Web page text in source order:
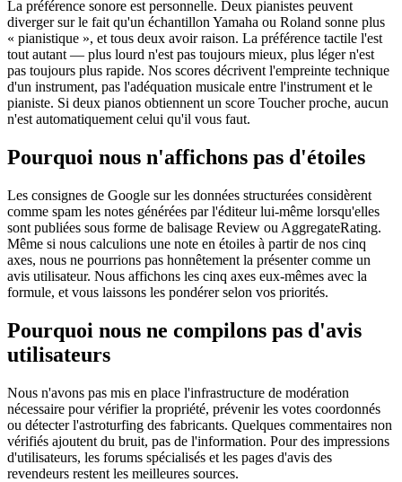
La préférence sonore est personnelle. Deux pianistes peuvent
diverger sur le fait qu'un échantillon Yamaha ou Roland sonne plus
« pianistique », et tous deux avoir raison. La préférence tactile l'est
tout autant — plus lourd n'est pas toujours mieux, plus léger n'est
pas toujours plus rapide. Nos scores décrivent l'empreinte technique
d'un instrument, pas l'adéquation musicale entre l'instrument et le
pianiste. Si deux pianos obtiennent un score Toucher proche, aucun
n'est automatiquement celui qu'il vous faut.
Pourquoi nous n'affichons pas d'étoiles
Les consignes de Google sur les données structurées considèrent
comme spam les notes générées par l'éditeur lui-même lorsqu'elles
sont publiées sous forme de balisage Review ou AggregateRating.
Même si nous calculions une note en étoiles à partir de nos cinq
axes, nous ne pourrions pas honnêtement la présenter comme un
avis utilisateur. Nous affichons les cinq axes eux-mêmes avec la
formule, et vous laissons les pondérer selon vos priorités.
Pourquoi nous ne compilons pas d'avis
utilisateurs
Nous n'avons pas mis en place l'infrastructure de modération
nécessaire pour vérifier la propriété, prévenir les votes coordonnés
ou détecter l'astroturfing des fabricants. Quelques commentaires non
vérifiés ajoutent du bruit, pas de l'information. Pour des impressions
d'utilisateurs, les forums spécialisés et les pages d'avis des
revendeurs restent les meilleures sources.